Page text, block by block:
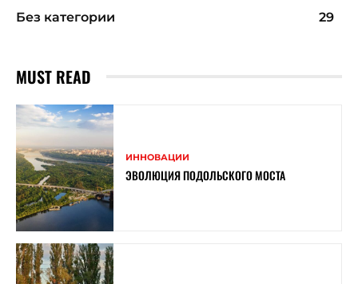
Без категории
29
MUST READ
ИННОВАЦИИ
ЭВОЛЮЦИЯ ПОДОЛЬСКОГО МОСТА